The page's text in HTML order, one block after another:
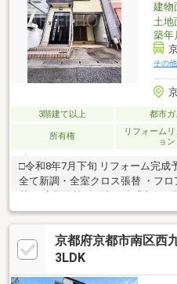
建物
土地
築年
その
3階建て以上 都市ガ
所有権
リフォーム
ョン
□令和8年7月下旬 リフォーム完成
全て新調・全室クロス張替 ・フロ
駅まで徒歩14分□3WAYアクセス
間取り充実4LDK□全居室6帖以上
ー、コンビニ、薬局、総合病院、
利地
京都府京都市南区西
3LDK